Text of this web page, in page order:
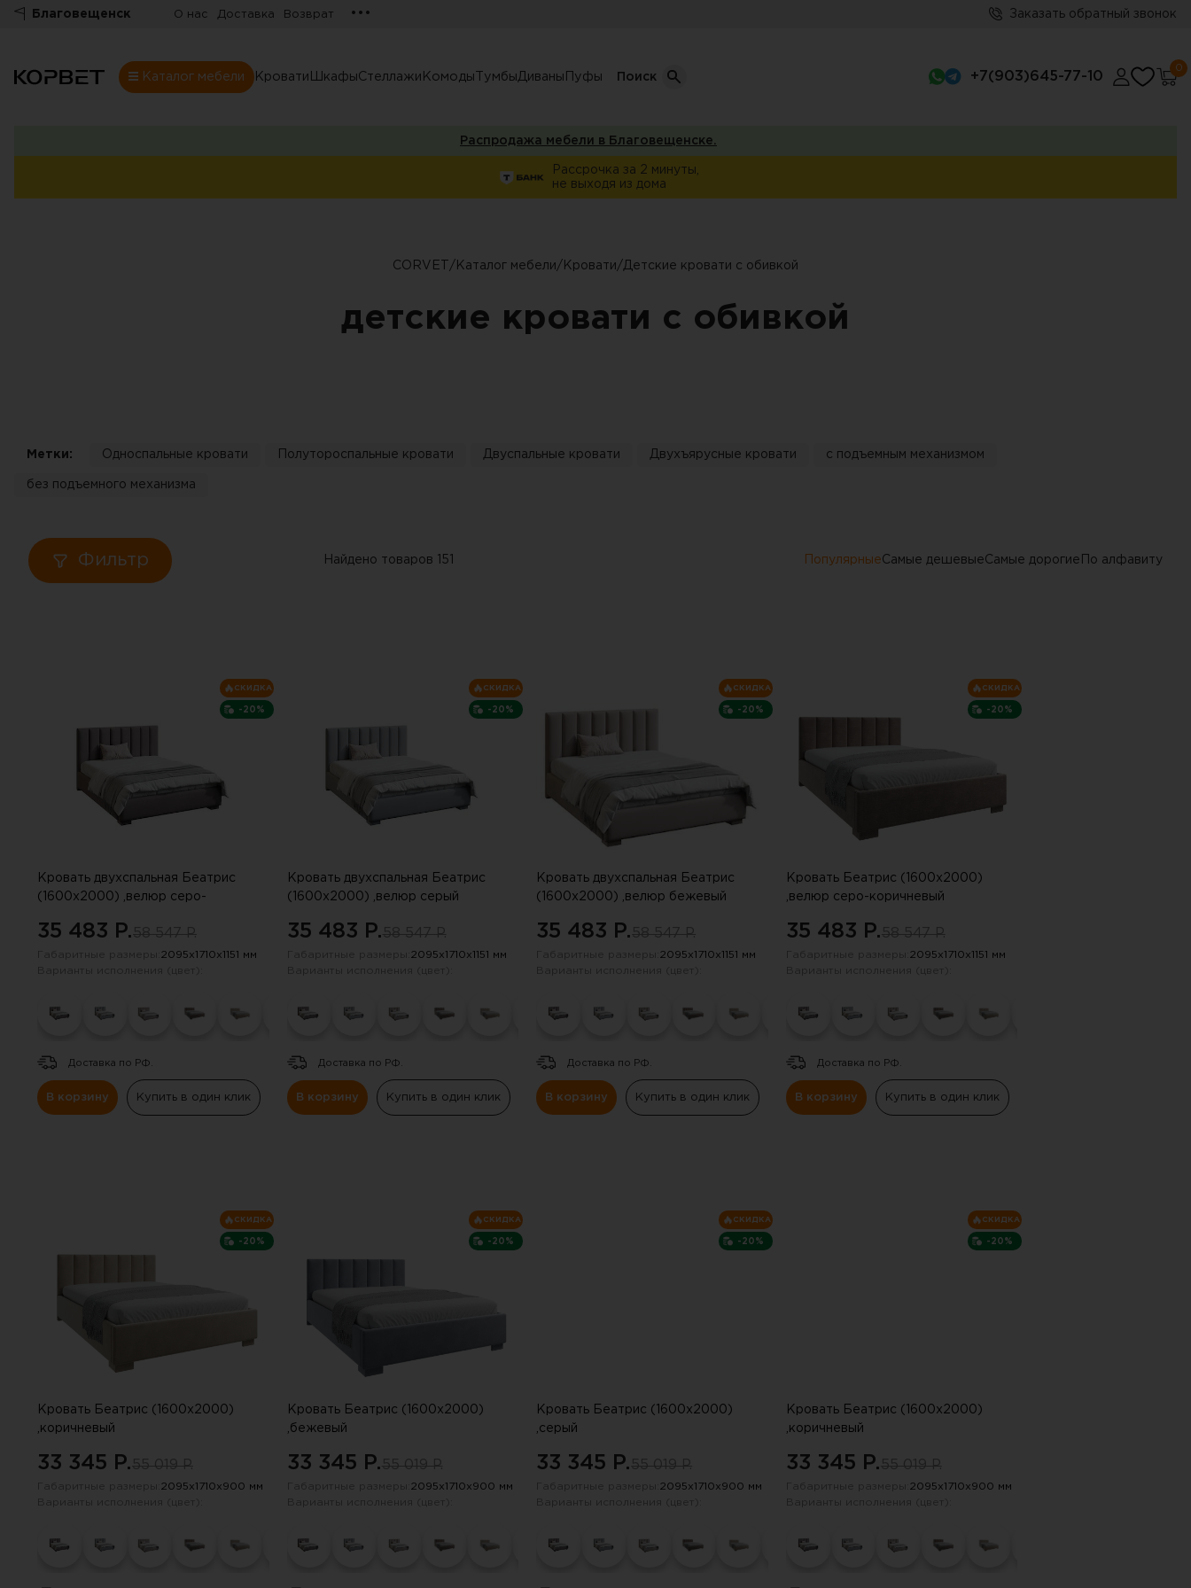
Благовещенск О нас Доставка Возврат ••• Заказать обратный звонок
Каталог мебели Кровати ШкафыСтеллажи Комоды Тумбы Диваны Пуфы Поиск +7(903)645-77-10
0
Тумбы
Пуфы
Навесные панели
Стеллажи
Консоли
Шкафы
Книжные шкафы
Кол-во дверей
Трехдверные шкафы
Распродажа мебели в Благовещенске.
Рассрочка за 2 минуты,
не выходя из дома
CORVET / Каталог мебели/ Кровати/ Детские кровати с обивкой
детские кровати с обивкой
Метки: Односпальные кровати Полутороспальные кровати Двуспальные кровати Двухъярусные кровати с подъемным механизмом
без подъемного механизма
Фильтр Найдено товаров 151 ПопулярныеСамые дешевыеСамые дорогие По алфавиту
-20%
СКИДКА
Кровать двухспальная Беатрис
(1600х2000) ,велюр серо-
35 483 P.
2095х1710х1151 мм
Доставка по РФ.
В корзину Купить в один клик
-20%
СКИДКА
Кровать двухспальная Беатрис
(1600х2000) ,велюр серый
35 483 P.
2095х1710х1151 мм
Доставка по РФ.
В корзину Купить в один клик
-20%
СКИДКА
Кровать двухспальная Беатрис
(1600х2000) ,велюр бежевый
35 483 P.
2095х1710х1151 мм
Доставка по РФ.
В корзину Купить в один клик
-20%
СКИДКА
Кровать Беатрис (1600х2000)
,велюр серо-коричневый
35 483 P.
2095х1710х1151 мм
Доставка по РФ.
В корзину Купить в один клик
-20%
СКИДКА
Кровать Беатрис (1600х2000)
,коричневый
33 345 P.
2095х1710х900 мм
-20%
СКИДКА
Кровать Беатрис (1600х2000)
,бежевый
33 345 P.
2095х1710х900 мм
-20%
СКИДКА
Кровать Беатрис (1600х2000)
,серый
33 345 P.
2095х1710х900 мм
-20%
СКИДКА
Кровать Беатрис (1600х2000)
,коричневый
33 345 P.
2095х1710х900 мм